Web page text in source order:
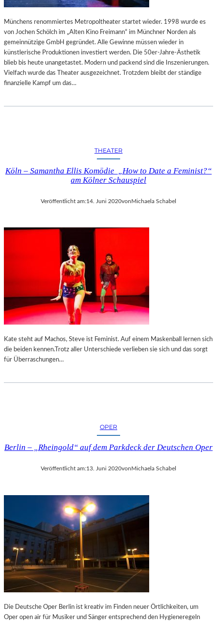
Münchens renommiertes Metropoltheater startet wieder. 1998 wurde es
von Jochen Schölch im „Alten Kino Freimann“ im Münchner Norden als
gemeinnützige GmbH gegründet. Alle Gewinne müssen wieder in
künstlerische Produktionen investiert werden. Die 50er-Jahre-Ästhetik
blieb bis heute unangetastet. Modern und packend sind die Inszenierungen.
Vielfach wurde das Theater ausgezeichnet. Trotzdem bleibt der ständige
finanzielle Kampf um das…
THEATER
Köln – Samantha Ellis Komödie „How to Date a Feminist?“
am Kölner Schauspiel
Veröffentlicht am:14. Juni 2020vonMichaela Schabel
Kate steht auf Machos, Steve ist Feminist. Auf einem Maskenball lernen sich
die beiden kennen.Trotz aller Unterschiede verlieben sie sich und das sorgt
für Überraschungen…
OPER
Berlin – „Rheingold“ auf dem Parkdeck der Deutschen Oper
Veröffentlicht am:13. Juni 2020von Michaela Schabel
Die Deutsche Oper Berlin ist kreativ im Finden neuer Örtlichkeiten, um
Oper open air für Musiker und Sänger entsprechend den Hygieneregeln